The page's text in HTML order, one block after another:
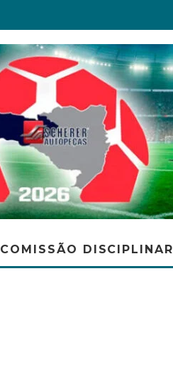
COMISSÃO DISCIPLINAR